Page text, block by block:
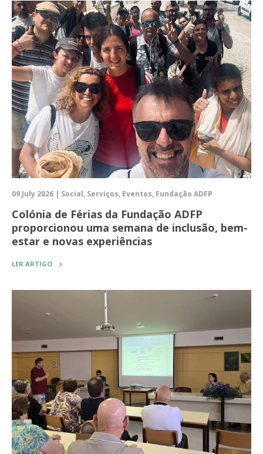
09 July 2026 | Social, Serviços, Eventos, Fundação ADFP
Colónia de Férias da Fundação ADFP
proporcionou uma semana de inclusão, bem-
estar e novas experiências
LER ARTIGO